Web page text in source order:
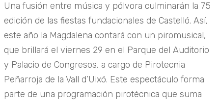
Una fusión entre música y pólvora culminarán la 75
edición de las fiestas fundacionales de Castelló. Así,
este año la Magdalena contará con un piromusical,
que brillará el viernes 29 en el Parque del Auditorio
y Palacio de Congresos, a cargo de Pirotecnia
Peñarroja de la Vall d’Uixó. Este espectáculo forma
parte de una programación pirotécnica que suma